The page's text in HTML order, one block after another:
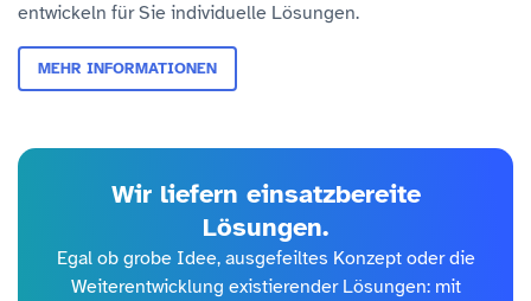
entwickeln für Sie individuelle Lösungen.
MEHR INFORMATIONEN
Wir liefern einsatzbereite
Lösungen.
Egal ob grobe Idee, ausgefeiltes Konzept oder die
Weiterentwicklung existierender Lösungen: mit